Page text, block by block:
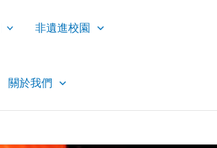
非遺進校園
關於我們